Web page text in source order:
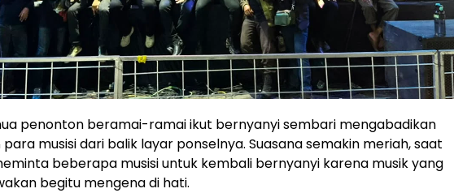
penonton beramai-ramai ikut bernyanyi sembari mengabadikan
musisi dari balik layar ponselnya. Suasana semakin meriah, saat
beberapa musisi untuk kembali bernyanyi karena musik yang
begitu mengena di hati.